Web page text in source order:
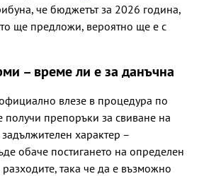
че бюджетът за 2026 година,
ще предложи, вероятно ще е с
– време ли е за данъчна
влезе в процедура по
получи препоръки за свиване на
характер –
обаче постигането на определен
така че да е възможно